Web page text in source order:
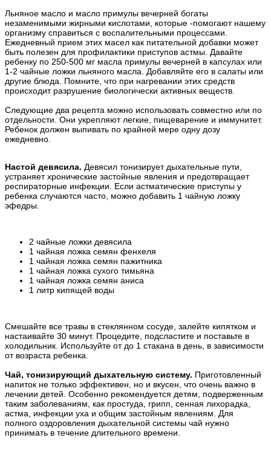
Льняное масло и масло примулы вечерней богаты
незаменимыми жирными кислотами, которые -помогают нашему
организму справиться с воспалительными процессами.
Ежедневный прием этих масел как питательной добавки может
быть полезен для профилактики приступов астмы. Давайте
ребенку по 250-500 мг масла примулы вечерней в капсулах или
1-2 чайные ложки льняного масла. Добавляйте его в салаты или
другие блюда. Помните, что при нагревании этих средств
происходит разрушение биологически активных веществ.
Следующие два рецепта можно использовать совместно или по
отдельности. Они укрепляют легкие, пищеварение и иммунитет.
Ребенок должен выпивать по крайней мере одну дозу
ежедневно.
Настой девясила. Девясил тонизирует дыхательные пути,
устраняет хронические застойные явления и предотвращает
респираторные инфекции. Если астматические приступы у
ребенка случаются часто, можно добавить 1 чайную ложку
эфедры.
2 чайные ложки девясила
1 чайная ложка семян фенхеля
1 чайная ложка семян пажитника
1 чайная ложка сухого тимьяна
1 чайная ложка семян аниса
1 литр кипящей воды
Смешайте все травы в стеклянном сосуде, залейте кипятком и
настаивайте 30 минут. Процедите, подсластите и поставьте в
холодильник. Используйте от до 1 стакана в день, в зависимости
от возраста ребенка.
Чай, тонизирующий дыхательную систему. Приготовленный
напиток не только эффективен, но и вкусен, что очень важно в
лечении детей. Особенно рекомендуется детям, подверженным
таким заболеваниям, как простуда, грипп, сенная лихорадка,
астма, инфекции уха и общим застойным явлениям. Для
полного оздоровления дыхательной системы чай нужно
принимать в течение длительного времени.